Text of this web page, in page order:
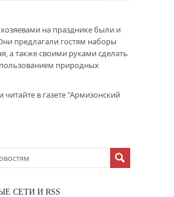
на празднике были и
предлагали гостям наборы
а также своими руками сделать
природных
читайте в газете "Армизонский
СЕТИ И RSS